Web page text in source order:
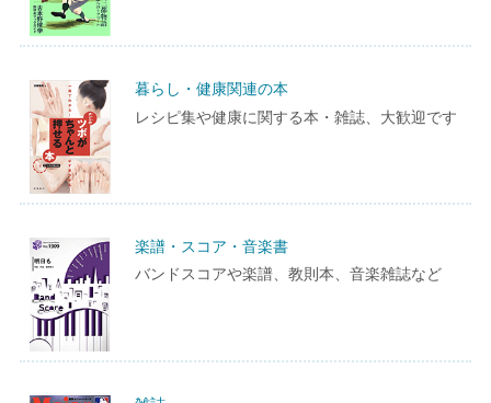
暮らし・健康関連の本
レシピ集や健康に関する本・雑誌、大歓迎です
楽譜・スコア・音楽書
バンドスコアや楽譜、教則本、音楽雑誌など